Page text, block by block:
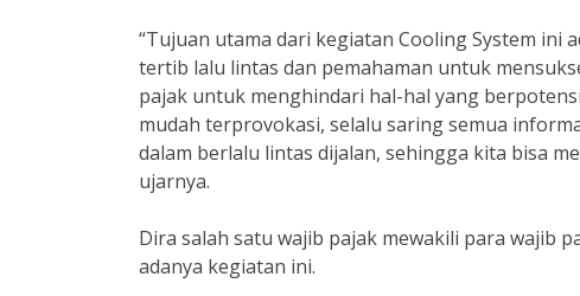
“Tujuan utama dari kegiatan Cooling System ini
tertib lalu lintas dan pemahaman untuk
pajak untuk menghindari hal-hal yang
mudah terprovokasi, selalu saring semua
dalam berlalu lintas dijalan, sehingga kita bisa
ujarnya.
Dira salah satu wajib pajak mewakili para wajib
adanya kegiatan ini.